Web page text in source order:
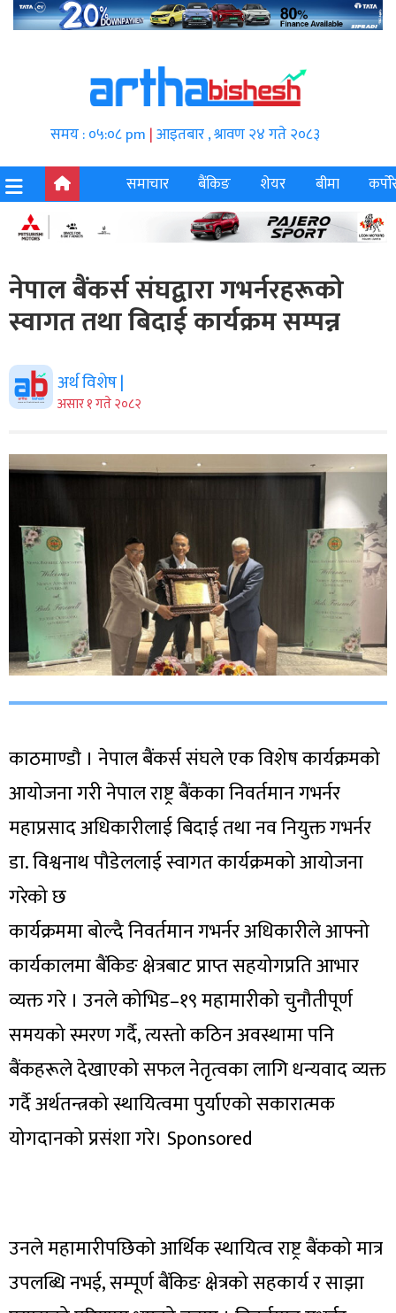
समय : ०५:०८ pm |आइतबार , श्रावण २४ गते २०८३
समाचार
बैंकिङ शेयर बीमा
नेपाल बैंकर्स संघद्वारा गभर्नरहरूको
स्वागत तथा बिदाई कार्यक्रम सम्पन्न
अर्थ विशेष |
असार १ गते २०८२
काठमाण्डौ । नेपाल बैंकर्स संघले एक विशेष कार्यक्रमको
आयोजना गरी नेपाल राष्ट्र बैंकका निवर्तमान गभर्नर
महाप्रसाद अधिकारीलाई बिदाई तथा नव नियुक्त गभर्नर
डा. विश्वनाथ पौडेललाई स्वागत कार्यक्रमको आयोजना
गरेको छ
कार्यक्रममा बोल्दै निवर्तमान गभर्नर अधिकारीले आफ्नो
कार्यकालमा बैंकिङ क्षेत्रबाट प्राप्त सहयोगप्रति आभार
व्यक्त गरे । उनले कोभिड–१९ महामारीको चुनौतीपूर्ण
समयको स्मरण गर्दै, त्यस्तो कठिन अवस्थामा पनि
बैंकहरूले देखाएको सफल नेतृत्वका लागि धन्यवाद व्यक्त
गर्दै अर्थतन्त्रको स्थायित्वमा पुर्याएको सकारात्मक
योगदानको प्रसंशा गरे। Sponsored
उनले महामारीपछिको आर्थिक स्थायित्व राष्ट्र बैंकको मात्र
उपलब्धि नभई, सम्पूर्ण बैंकिङ क्षेत्रको सहकार्य र साझा